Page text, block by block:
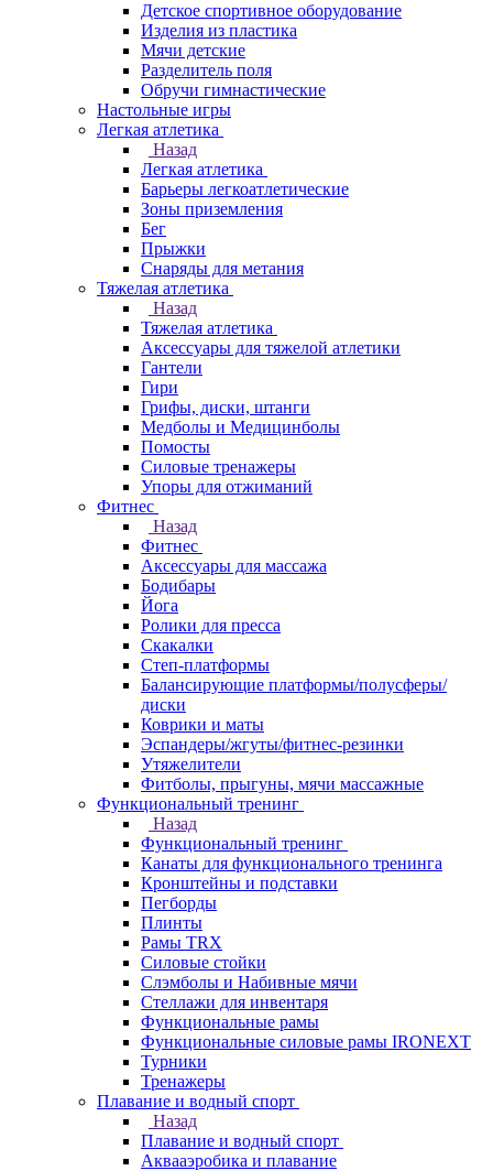
Детское спортивное оборудование
Изделия из пластика
Мячи детские
Разделитель поля
Обручи гимнастические
Настольные игры
Легкая атлетика
Назад
Легкая атлетика
Барьеры легкоатлетические
Зоны приземления
Бег
Прыжки
Снаряды для метания
Тяжелая атлетика
Назад
Тяжелая атлетика
Аксессуары для тяжелой атлетики
Гантели
Гири
Грифы, диски, штанги
Медболы и Медицинболы
Помосты
Силовые тренажеры
Упоры для отжиманий
Фитнес
Назад
Фитнес
Аксессуары для массажа
Бодибары
Йога
Ролики для пресса
Скакалки
Степ-платформы
Балансирующие платформы/полусферы/
диски
Коврики и маты
Эспандеры/жгуты/фитнес-резинки
Утяжелители
Фитболы, прыгуны, мячи массажные
Функциональный тренинг
Назад
Функциональный тренинг
Канаты для функционального тренинга
Кронштейны и подставки
Пегборды
Плинты
Рамы TRX
Силовые стойки
Слэмболы и Набивные мячи
Стеллажи для инвентаря
Функциональные рамы
Функциональные силовые рамы IRONEXT
Турники
Тренажеры
Плавание и водный спорт
Назад
Плавание и водный спорт
Аквааэробика и плавание